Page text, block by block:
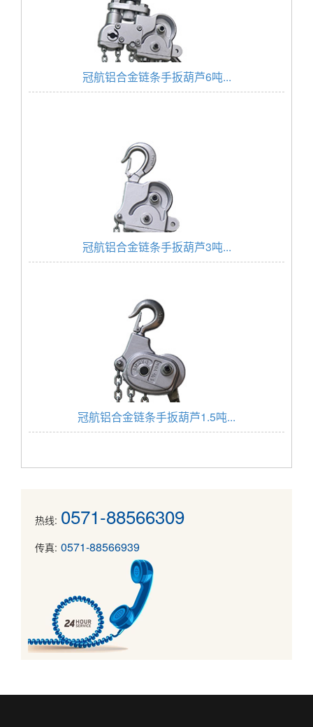
冠航铝合金链条手扳葫芦6吨...
冠航铝合金链条手扳葫芦3吨...
冠航铝合金链条手扳葫芦1.5吨...
热线: 0571-88566309
传真: 0571-88566939